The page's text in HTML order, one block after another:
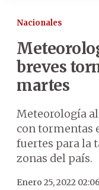
Nacionales
breves
martes
Meteorología
con tormentas
fuertes para la
zonas del país.
Enero 25, 2022